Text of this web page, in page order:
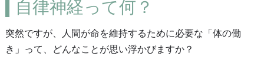
自律神経って何？
突然ですが、人間が命を維持するために必要な「体の働
き」って、どんなことが思い浮かびますか？